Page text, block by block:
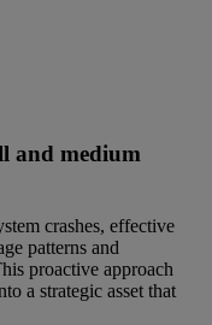
and medium
crashes, effective
patterns and
proactive approach
a strategic asset that